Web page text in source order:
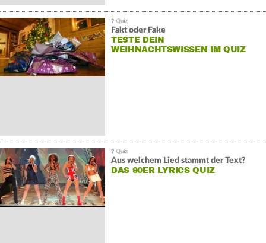
Fakt oder Fake
TESTE DEIN
WEIHNACHTSWISSEN IM QUIZ
Aus welchem Lied stammt der Text?
DAS 90ER LYRICS QUIZ